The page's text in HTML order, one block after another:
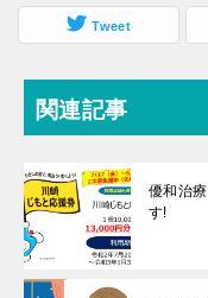
Tweet
関連記事
優和治
す!